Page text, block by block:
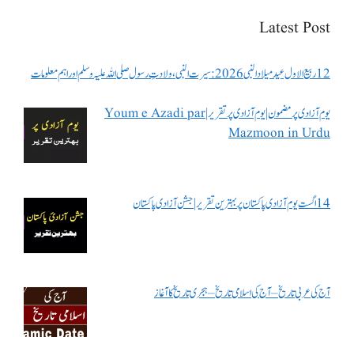
Latest Post
12 ربیع الاول عید میلاد النبی 2026: سیرت النبی، ولادتِ رسول صلی اللہ علیہ وسلم اور اہم معلومات
یوم آزادی پر مضمون | یوم آزادی پر تقریر | Youm e Azadi par
Mazmoon in Urdu
14 اگست یوم آزادی پاکستان پر بہترین تقریر | جشن آزادی پاکستان
آج کی عربی تاریخ – آج کی اسلامی تاریخ – ہجری تاریخ کا آغاز